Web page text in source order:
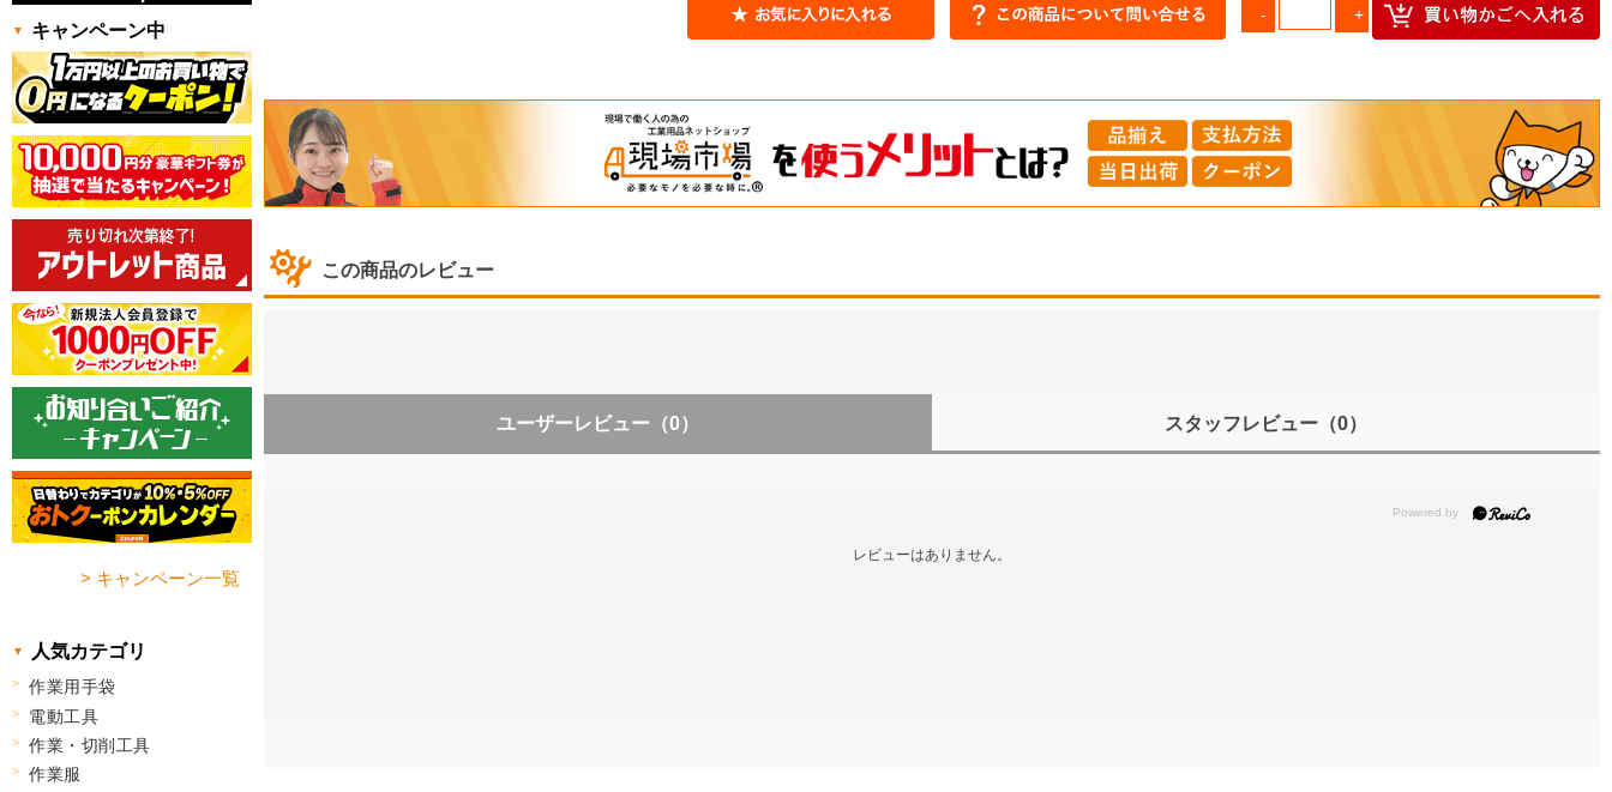
この商品のレビュー
ユーザーレビュー （0） スタッフレビュー （0）
レビューはありません。
キャンペーン中
> キャンペーン一覧
人気カテゴリ
作業用手袋
電動工具
作業・切削工具
作業服